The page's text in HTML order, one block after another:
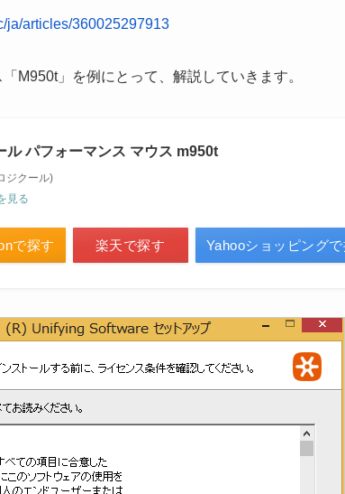
ja/articles/360025297913
M950t」を例にとって、解説していきます。
ル パフォーマンス マウス m950t
ジクール)
見る
で探す 楽天で探す Yahooショッピングで